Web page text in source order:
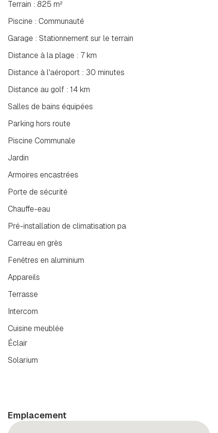
Solarium
Terrain : 825 m²
Piscine : Communauté
Garage : Stationnement sur le terrain
Distance à la plage : 7 km
Distance à l'aéroport : 30 minutes
Distance au golf : 14 km
Salles de bains équipées
Parking hors route
Piscine Communale
Jardin
Armoires encastrées
Porte de sécurité
Chauffe-eau
Pré-installation de climatisation par conduits
Carreau en grès
Fenêtres en aluminium
Appareils
Terrasse
Intercom
Cuisine meublée
Éclair
Emplacement